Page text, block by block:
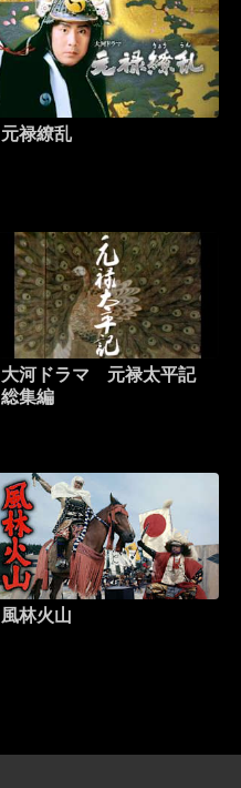
元禄繚乱
大河ドラマ 元禄太平記
総集編
風林火山